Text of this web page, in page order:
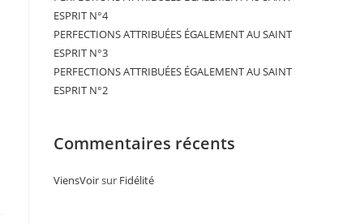
ESPRIT N°4
PERFECTIONS ATTRIBUÉES ÉGALEMENT AU SAINT
ESPRIT N°3
PERFECTIONS ATTRIBUÉES ÉGALEMENT AU SAINT
ESPRIT N°2
Commentaires récents
ViensVoirsur Fidélité